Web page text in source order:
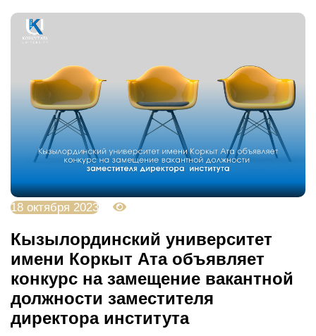
18 октября 2023
Кызылординский университет
имени Коркыт Ата объявляет
конкурс на замещение вакантной
должности заместителя
директора института